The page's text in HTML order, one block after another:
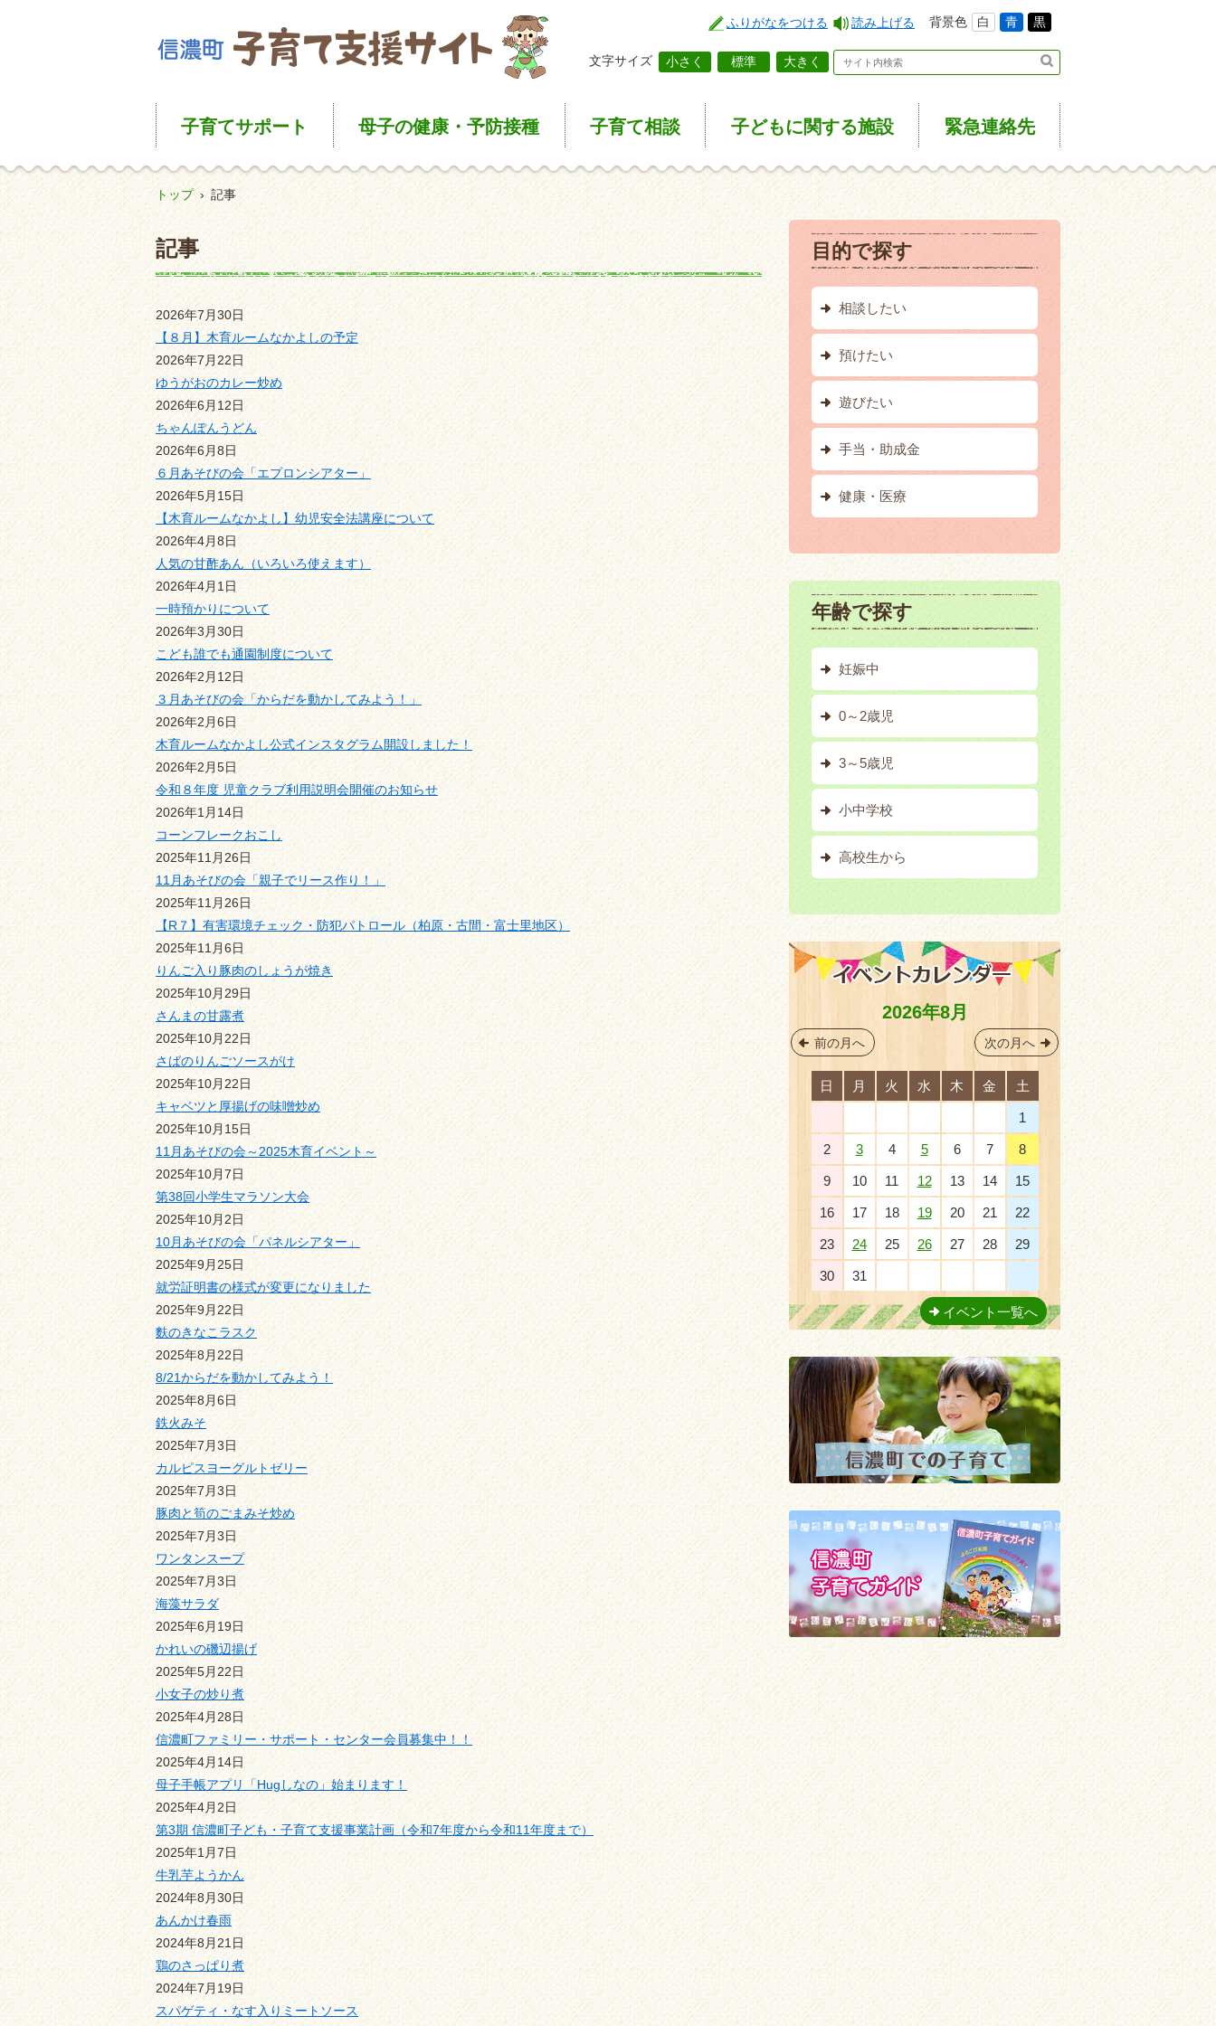
ふりがなをつける 読み上げる 背景色 白 青 黒
文字サイズ 小さく 標準 大きく
子育てサポート 母子の健康 ・予防接種 子育て相談 子どもに関する施設 緊急連絡先
トップ › 記事
記事
2026年7月30日
【８月】木育ルームなかよしの予定
2026年7月22日
ゆうがおのカレー炒め
2026年6月12日
ちゃんぽんうどん
2026年6月8日
６月あそびの会「エプロンシアター」
2026年5月15日
【木育ルームなかよし】幼児安全法講座について
2026年4月8日
人気の甘酢あん（いろいろ使えます）
2026年4月1日
一時預かりについて
2026年3月30日
こども誰でも通園制度について
2026年2月12日
３月あそびの会「からだを動かしてみよう！」
2026年2月6日
木育ルームなかよし公式インスタグラム開設しました！
2026年2月5日
令和８年度 児童クラブ利用説明会開催のお知らせ
2026年1月14日
コーンフレークおこし
2025年11月26日
11月あそびの会「親子でリース作り！」
2025年11月26日
【R７】有害環境チェック・防犯パトロール（柏原・古間・富士里地区）
2025年11月6日
りんご入り豚肉のしょうが焼き
2025年10月29日
さんまの甘露煮
2025年10月22日
さばのりんごソースがけ
2025年10月22日
キャベツと厚揚げの味噌炒め
2025年10月15日
11月あそびの会～2025木育イベント～
2025年10月7日
第38回小学生マラソン大会
2025年10月2日
10月あそびの会「パネルシアター」
2025年9月25日
就労証明書の様式が変更になりました
2025年9月22日
麩のきなこラスク
2025年8月22日
8/21からだを動かしてみよう！
2025年8月6日
鉄火みそ
2025年7月3日
カルピスヨーグルトゼリー
2025年7月3日
豚肉と筍のごまみそ炒め
2025年7月3日
ワンタンスープ
2025年7月3日
海藻サラダ
2025年6月19日
かれいの磯辺揚げ
2025年5月22日
小女子の炒り煮
2025年4月28日
信濃町ファミリー・サポート・センター会員募集中！！
2025年4月14日
母子手帳アプリ「Hugしなの」始まります！
2025年4月2日
第3期 信濃町子ども・子育て支援事業計画（令和7年度から令和11年度まで）
2025年1月7日
牛乳芋ようかん
2024年8月30日
あんかけ春雨
2024年8月21日
鶏のさっぱり煮
2024年7月19日
スパゲティ・なす入りミートソース
目的で探す
相談したい
預けたい
遊びたい
手当・助成金
健康・医療
年齢で探す
妊娠中
0～2歳児
3～5歳児
小中学校
高校生から
前の月へ 次の月へ
2026年8月
日 月 火 水 木 金 土
1
2 3 4 5 6 7 8
9 10 11 12 13 14 15
16 17 18 19 20 21 22
23 24 25 26 27 28 29
30 31
イベント一覧へ